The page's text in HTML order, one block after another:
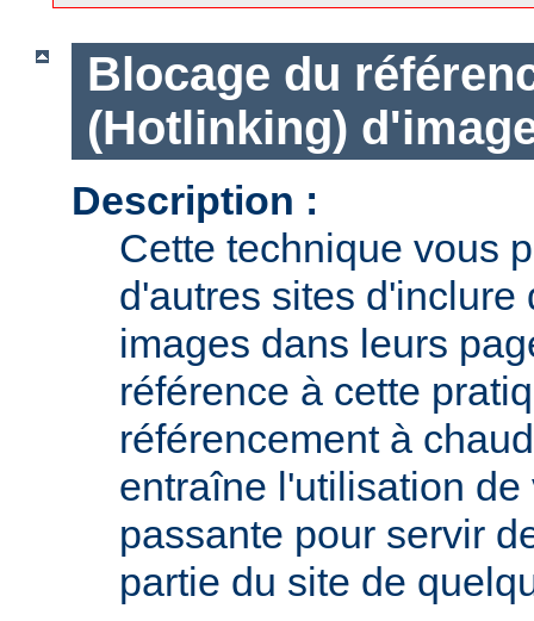
Blocage du
(Hotlinking)
Description :
Cette technique vous
d'autres sites d'inclure
images dans leurs
référence à cette
référencement à
entraîne l'utilisation de
passante pour servir
partie du site de